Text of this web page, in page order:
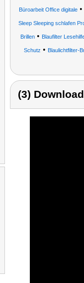
Büroarbeit Office digitale •
Sleep Sleeping schlafen
Brillen• Blaufilter
Schutz • Blaulichtfilter-
(3)